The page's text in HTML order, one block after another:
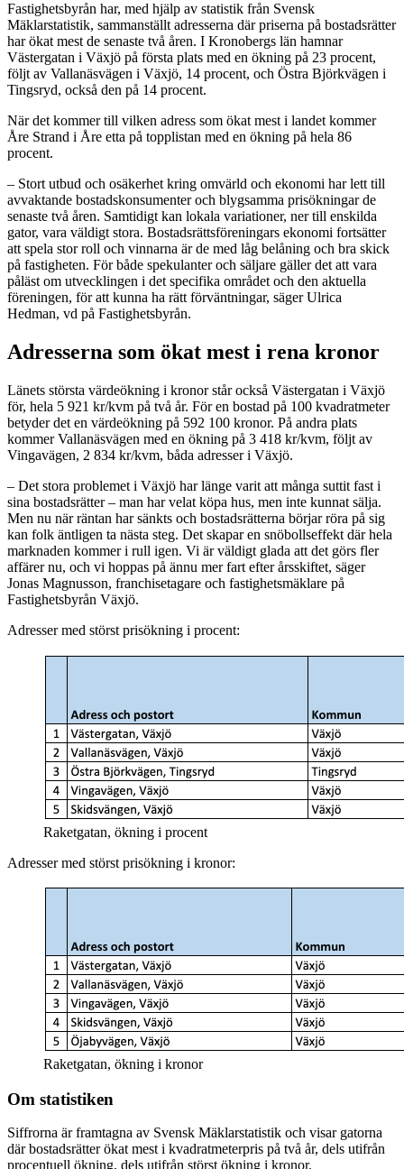
Fastighetsbyrån har, med hjälp av statistik från Svensk
Mäklarstatistik, sammanställt adresserna där priserna på bostadsrätter
har ökat mest de senaste två åren. I Kronobergs län hamnar
Västergatan i Växjö på första plats med en ökning på 23 procent,
följt av Vallanäsvägen i Växjö, 14 procent, och Östra Björkvägen i
Tingsryd, också den på 14 procent.
När det kommer till vilken adress som ökat mest i landet kommer
Åre Strand i Åre etta på topplistan med en ökning på hela 86
procent.
– Stort utbud och osäkerhet kring omvärld och ekonomi har lett till
avvaktande bostadskonsumenter och blygsamma prisökningar de
senaste två åren. Samtidigt kan lokala variationer, ner till enskilda
gator, vara väldigt stora. Bostadsrättsföreningars ekonomi fortsätter
att spela stor roll och vinnarna är de med låg belåning och bra skick
på fastigheten. För både spekulanter och säljare gäller det att vara
påläst om utvecklingen i det specifika området och den aktuella
föreningen, för att kunna ha rätt förväntningar, säger Ulrica
Hedman, vd på Fastighetsbyrån.
Adresserna som ökat mest i rena kronor
Länets största värdeökning i kronor står också Västergatan i Växjö
för, hela 5 921 kr/kvm på två år. För en bostad på 100 kvadratmeter
betyder det en värdeökning på 592 100 kronor. På andra plats
kommer Vallanäsvägen med en ökning på 3 418 kr/kvm, följt av
Vingavägen, 2 834 kr/kvm, båda adresser i Växjö.
– Det stora problemet i Växjö har länge varit att många suttit fast i
sina bostadsrätter – man har velat köpa hus, men inte kunnat sälja.
Men nu när räntan har sänkts och bostadsrätterna börjar röra på sig
kan folk äntligen ta nästa steg. Det skapar en snöbollseffekt där hela
marknaden kommer i rull igen. Vi är väldigt glada att det görs fler
affärer nu, och vi hoppas på ännu mer fart efter årsskiftet, säger
Jonas Magnusson, franchisetagare och fastighetsmäklare på
Fastighetsbyrån Växjö.
Adresser med störst prisökning i procent:
Raketgatan, ökning i procent
Adresser med störst prisökning i kronor:
Raketgatan, ökning i kronor
Om statistiken
Siffrorna är framtagna av Svensk Mäklarstatistik och visar gatorna
där bostadsrätter ökat mest i kvadratmeterpris på två år, dels utifrån
procentuell ökning, dels utifrån störst ökning i kronor.